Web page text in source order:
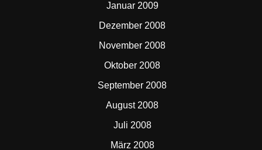
Januar 2009
Dezember 2008
November 2008
Oktober 2008
September 2008
August 2008
Juli 2008
März 2008